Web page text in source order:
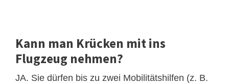
Kann man Krücken mit ins
Flugzeug nehmen?
JA. Sie dürfen bis zu zwei Mobilitätshilfen (z. B.